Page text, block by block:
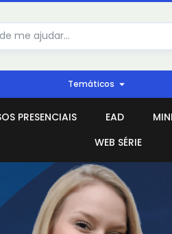
Temáticos
PRESENCIAIS EAD
WEB SÉRIE